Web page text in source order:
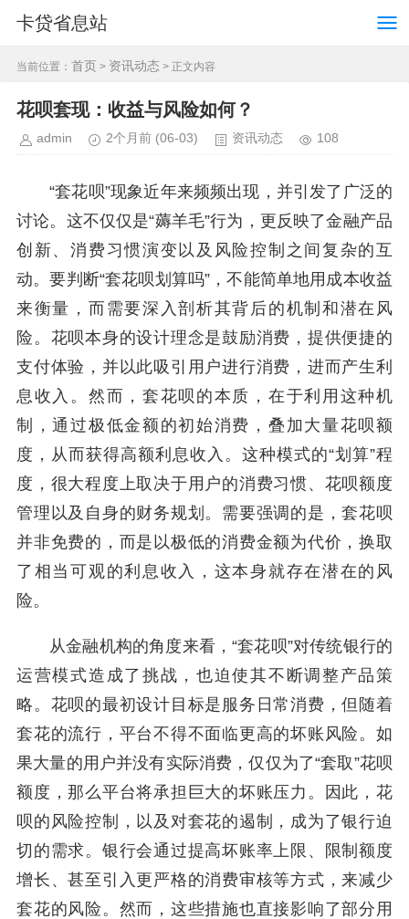
卡贷省息站
当前位置： 首页 > 资讯动态 > 正文内容
花呗套现：收益与风险如何？
admin 2个月前 (06-03) 资讯动态 108
“套花呗”现象近年来频频出现，并引发了广泛的
讨论。这不仅仅是“薅羊毛”行为，更反映了金融产品
创新、消费习惯演变以及风险控制之间复杂的互
动。要判断“套花呗划算吗”，不能简单地用成本收益
来衡量，而需要深入剖析其背后的机制和潜在风
险。花呗本身的设计理念是鼓励消费，提供便捷的
支付体验，并以此吸引用户进行消费，进而产生利
息收入。然而，套花呗的本质，在于利用这种机
制，通过极低金额的初始消费，叠加大量花呗额
度，从而获得高额利息收入。这种模式的“划算”程
度，很大程度上取决于用户的消费习惯、花呗额度
管理以及自身的财务规划。需要强调的是，套花呗
并非免费的，而是以极低的消费金额为代价，换取
了相当可观的利息收入，这本身就存在潜在的风
险。
从金融机构的角度来看，“套花呗”对传统银行的
运营模式造成了挑战，也迫使其不断调整产品策
略。花呗的最初设计目标是服务日常消费，但随着
套花的流行，平台不得不面临更高的坏账风险。如
果大量的用户并没有实际消费，仅仅为了“套取”花呗
额度，那么平台将承担巨大的坏账压力。因此，花
呗的风险控制，以及对套花的遏制，成为了银行迫
切的需求。银行会通过提高坏账率上限、限制额度
增长、甚至引入更严格的消费审核等方式，来减少
套花的风险。然而，这些措施也直接影响了部分用